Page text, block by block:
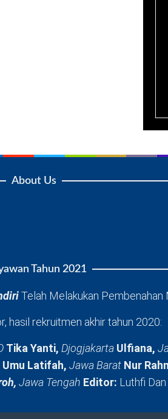
About Us
Tahun 2021
Telah Melakukan Pembenahan
hasil rekruitmen akhir tahun 2020:
Tika Yanti, Djogjakarta Ulfiana,
Umu Latifah, Jawa Barat Nur
Jawa Tengah Editor: Luthfi